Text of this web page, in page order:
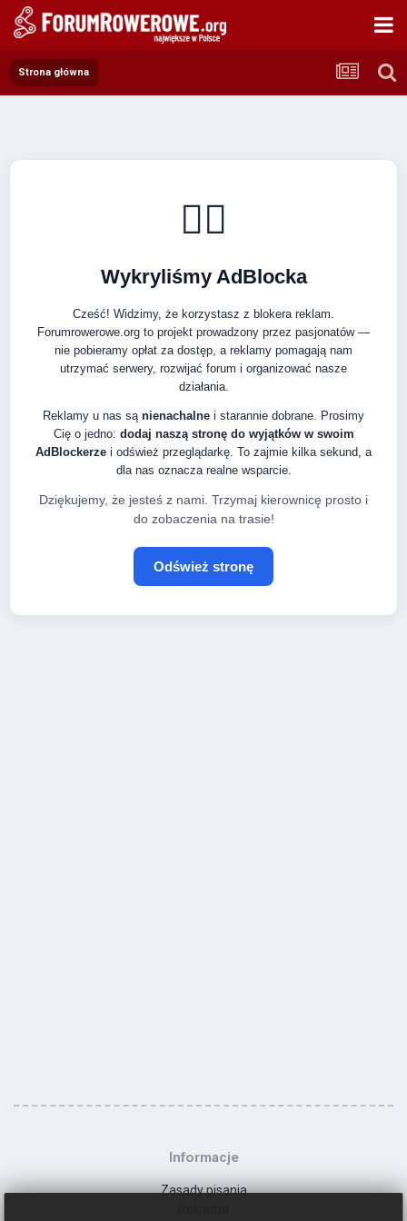
Strona główna
🚴‍♂️
Wykryliśmy AdBlocka
Cześć! Widzimy, że korzystasz z blokera reklam.
Forumrowerowe.org to projekt prowadzony przez pasjonatów —
nie pobieramy opłat za dostęp, a reklamy pomagają nam
utrzymać serwery, rozwijać forum i organizować nasze
działania.
Reklamy u nas są nienachalne i starannie dobrane. Prosimy
Cię o jedno: dodaj naszą stronę do wyjątków w swoim
AdBlockerze i odśwież przeglądarkę. To zajmie kilka sekund, a
dla nas oznacza realne wsparcie.
Dziękujemy, że jesteś z nami. Trzymaj kierownicę prosto i
do zobaczenia na trasie!
Odśwież stronę
Informacje
Zasady pisania